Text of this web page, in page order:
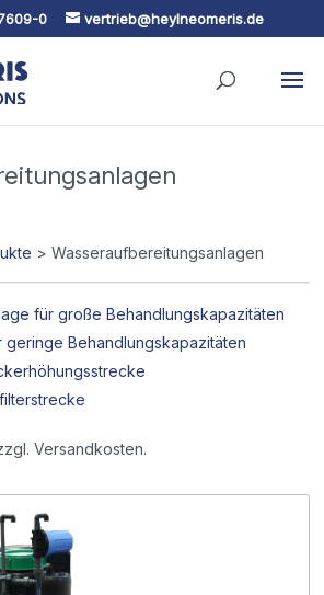
0 vertrieb@heylneomeris.de
> Wasseraufbereitungsanlagen
für große Behandlungskapazitäten
geringe Behandlungskapazitäten
Versandkosten.